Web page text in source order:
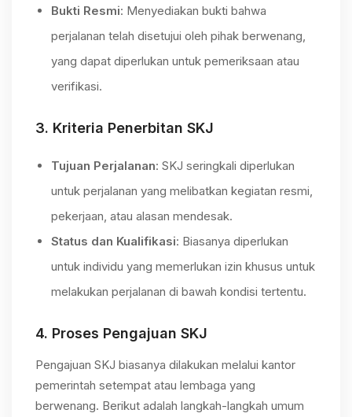
Bukti Resmi: Menyediakan bukti bahwa
perjalanan telah disetujui oleh pihak berwenang,
yang dapat diperlukan untuk pemeriksaan atau
verifikasi.
3. Kriteria Penerbitan SKJ
Tujuan Perjalanan: SKJ seringkali diperlukan
untuk perjalanan yang melibatkan kegiatan resmi,
pekerjaan, atau alasan mendesak.
Status dan Kualifikasi: Biasanya diperlukan
untuk individu yang memerlukan izin khusus untuk
melakukan perjalanan di bawah kondisi tertentu.
4. Proses Pengajuan SKJ
Pengajuan SKJ biasanya dilakukan melalui kantor
pemerintah setempat atau lembaga yang
berwenang. Berikut adalah langkah-langkah umum